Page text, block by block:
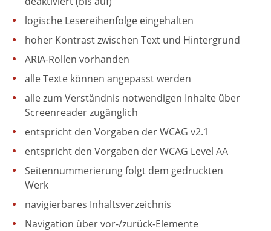
logische Lesereihenfolge eingehalten
hoher Kontrast zwischen Text und Hintergrund
ARIA-Rollen vorhanden
alle Texte können angepasst werden
alle zum Verständnis notwendigen Inhalte über
Screenreader zugänglich
entspricht den Vorgaben der WCAG v2.1
entspricht den Vorgaben der WCAG Level AA
Seitennummerierung folgt dem gedruckten
Werk
navigierbares Inhaltsverzeichnis
Navigation über vor-/zurück-Elemente